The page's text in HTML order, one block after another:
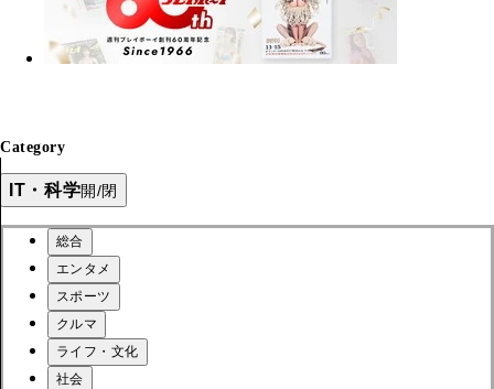
Category
IT・科学開/閉
総合
エンタメ
スポーツ
クルマ
ライフ・文化
社会